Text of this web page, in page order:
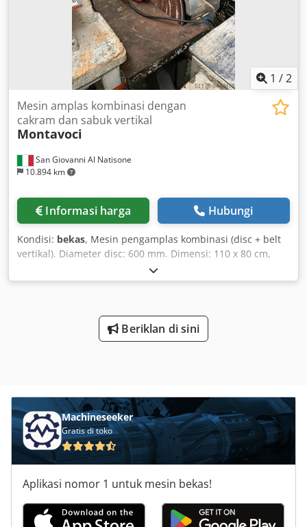
(prices on request) Assembly and installation Please
observe our general assembly conditions Racking
inspection Inspection according to DIN EN 15635,
performed according to the requirements of BGR 234
visual inspection for all racking systems Delivery with our
own fleet (unloading not included)
1 /2
San Giovanni Al Natisone
10.894 km
Mesin amplas kombinasi dengan
cakram dan sabuk vertikal
Montavoci
Informasi harga Hubungi
Kondisi: bekas, Mesin pengamplas kombinasi (disc + belt
vertikal). Diameter disc: 600 mm. Dimensi: 110 x 80 cm,
tinggi 160 cm. Chodpslagdwjfx Ahtsa
Beriklan di sini
Machineseeker
Gratis di toko
Aplikasi nomor 1 untuk mesin bekas!